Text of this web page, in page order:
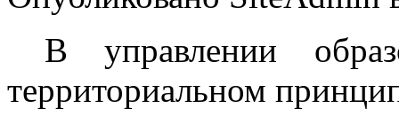
В управлении
территориальном